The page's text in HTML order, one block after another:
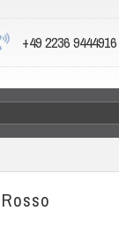
+49 2236 9444916